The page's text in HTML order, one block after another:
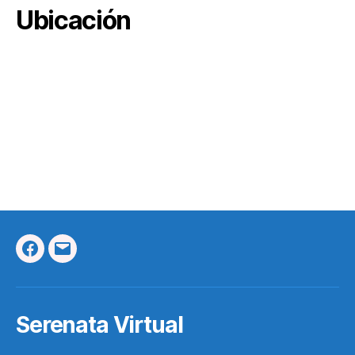
Ubicación
Facebook
Correo
Serenata Virtual